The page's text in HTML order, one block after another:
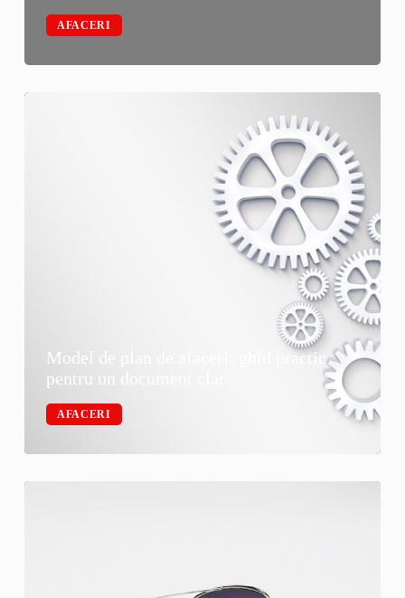
AFACERI
Model de plan de afaceri: ghid practic
pentru un document clar
AFACERI